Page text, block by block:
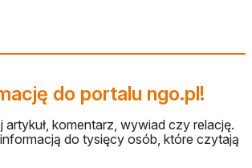
do portalu ngo.pl!
artykuł, komentarz, wywiad czy relację.
do tysięcy osób, które czytają